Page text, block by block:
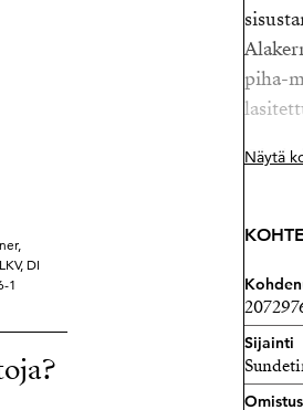
DI
1
piha-
seinän
tilalla
Näytä
Sijainti